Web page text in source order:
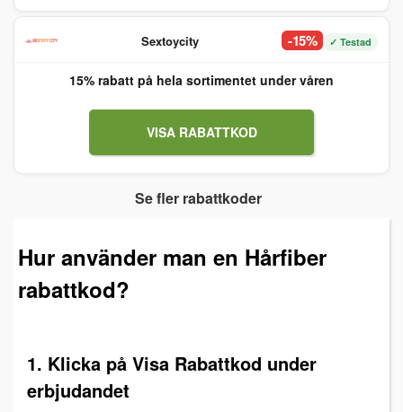
Sextoycity -15% ✓ Testad
15% rabatt på hela sortimentet under våren
VISA RABATTKOD
Se fler rabattkoder
Hur använder man en Hårfiber
rabattkod?
1. Klicka på Visa Rabattkod under
erbjudandet